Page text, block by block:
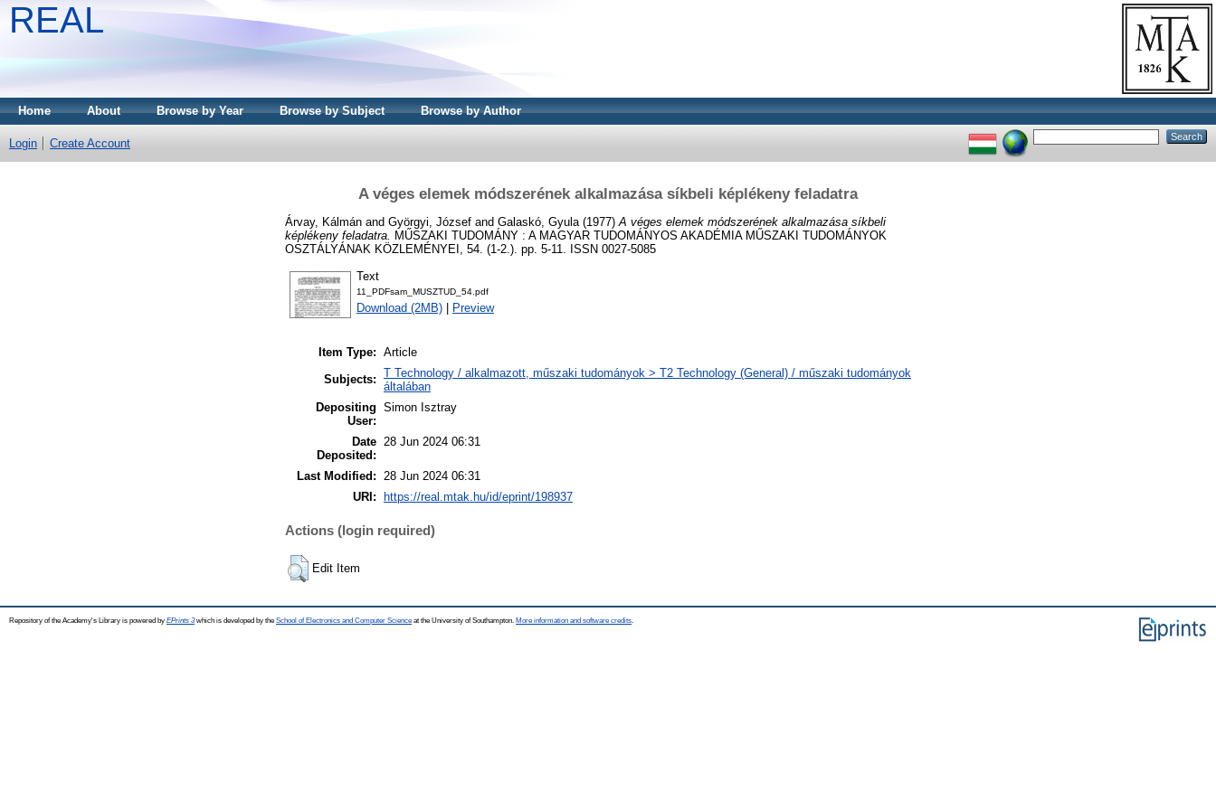
REAL
Home About Browse by Year Browse by Subject Browse by Author
Login Create Account
A véges elemek módszerének alkalmazása síkbeli képlékeny feladatra
Árvay, Kálmán and Györgyi, József and Galaskó, Gyula (1977) A véges elemek módszerének alkalmazása síkbeli
képlékeny feladatra. MŰSZAKI TUDOMÁNY : A MAGYAR TUDOMÁNYOS AKADÉMIA MŰSZAKI TUDOMÁNYOK
OSZTÁLYÁNAK KÖZLEMÉNYEI, 54. (1-2.). pp. 5-11. ISSN 0027-5085
Text
11_PDFsam_MUSZTUD_54.pdf
Download (2MB) Preview
Item Type: Article
Subjects: T Technology / alkalmazott, műszaki tudományok > T2 Technology (General) / műszaki tudományok
általában
Depositing
User:
Simon Isztray
Date
Deposited:
28 Jun 2024 06:31
Last Modified: 28 Jun 2024 06:31
URI:
https://real.mtak.hu/id/eprint/198937
Actions (login required)
Edit Item
Repository of the Academy's Library is powered by EPrints 3which is developed by the School of Electronics and Computer Science at the University of Southampton. More information and software credits